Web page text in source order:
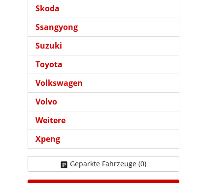
Skoda
Ssangyong
Suzuki
Toyota
Volkswagen
Volvo
Weitere
Xpeng
Geparkte Fahrzeuge (0)